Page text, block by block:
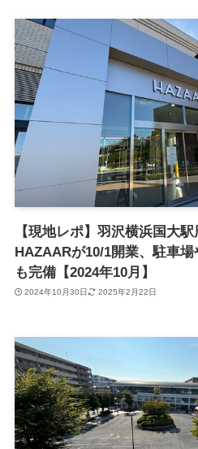
【現地レポ】羽沢横浜国大
HAZAARが10/1開業、駐車
も完備【2024年10月】
2024年10月30日 2025年2月22日